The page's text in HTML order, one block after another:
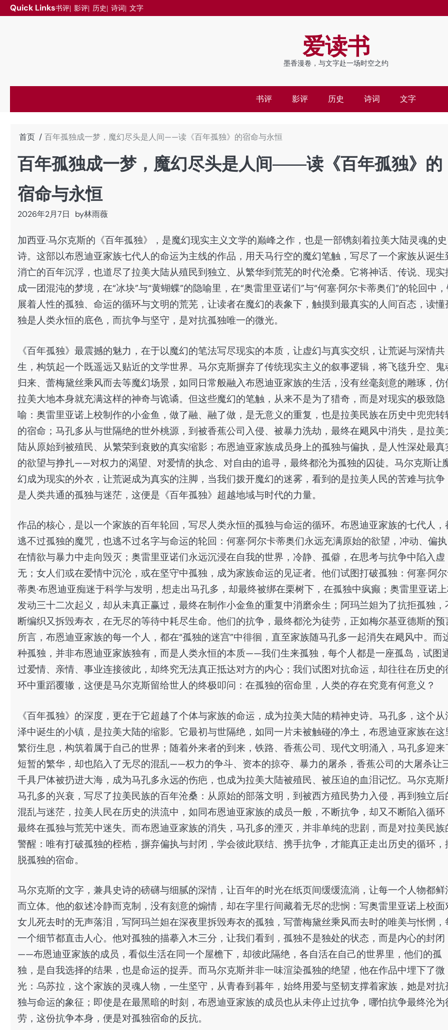
至
Quick Links书评 影评 历史 诗词 文字
爱读书
墨香漫卷，与文字赴一场时空之约
书评 影评 历史 诗词 文字
首页 百年孤独成一梦，魔幻尽头是人间——读《百年孤独》的宿命与永恒
百年孤独成一梦，魔幻尽头是人间——读《百年孤独》的
宿命与永恒
2026年2月7日 by林雨薇
加西亚·马尔克斯的《百年孤独》，是魔幻现实主义文学的巅峰之作，也是一部镌刻着拉美大陆灵魂的史
诗。这部以布恩迪亚家族七代人的命运为主线的作品，用天马行空的魔幻笔触，写尽了一个家族从诞生
消亡的百年沉浮，也道尽了拉美大陆从殖民到独立、从繁华到荒芜的时代沧桑。它将神话、传说、现实
成一团混沌的梦境，在“冰块”与“黄蝴蝶”的隐喻里，在“奥雷里亚诺们”与“何塞·阿尔卡蒂奥们”的轮回中
展着人性的孤独、命运的循环与文明的荒芜，让读者在魔幻的表象下，触摸到最真实的人间百态，读懂
独是人类永恒的底色，而抗争与坚守，是对抗孤独唯一的微光。
《百年孤独》最震撼的魅力，在于以魔幻的笔法写尽现实的本质，让虚幻与真实交织，让荒诞与深情共
生，构筑起一个既遥远又贴近的文学世界。马尔克斯摒弃了传统现实主义的叙事逻辑，将飞毯升空、鬼
归来、蕾梅黛丝乘风而去等魔幻场景，如同日常般融入布恩迪亚家族的生活，没有丝毫刻意的雕琢，仿
拉美大地本身就充满这样的神奇与诡谲。但这些魔幻的笔触，从来不是为了猎奇，而是对现实的极致隐
喻：奥雷里亚诺上校制作的小金鱼，做了融、融了做，是无意义的重复，也是拉美民族在历史中兜兜转
的宿命；马孔多从与世隔绝的世外桃源，到被香蕉公司入侵、被暴力洗劫，最终在飓风中消失，是拉美
陆从原始到被殖民、从繁荣到衰败的真实缩影；布恩迪亚家族成员身上的孤独与偏执，是人性深处最真
的欲望与挣扎——对权力的渴望、对爱情的执念、对自由的追寻，最终都沦为孤独的囚徒。马尔克斯让
幻成为现实的外衣，让荒诞成为真实的注脚，当我们拨开魔幻的迷雾，看到的是拉美人民的苦难与抗争
是人类共通的孤独与迷茫，这便是《百年孤独》超越地域与时代的力量。
作品的核心，是以一个家族的百年轮回，写尽人类永恒的孤独与命运的循环。布恩迪亚家族的七代人，
逃不过孤独的魔咒，也逃不过名字与命运的轮回：何塞·阿尔卡蒂奥们永远充满原始的欲望，冲动、偏执
在情欲与暴力中走向毁灭；奥雷里亚诺们永远沉浸在自我的世界，冷静、孤僻，在思考与抗争中陷入虚
无；女人们或在爱情中沉沦，或在坚守中孤独，成为家族命运的见证者。他们试图打破孤独：何塞·阿
蒂奥·布恩迪亚痴迷于科学与发明，想走出马孔多，却最终被绑在栗树下，在孤独中疯癫；奥雷里亚诺
发动三十二次起义，却从未真正赢过，最终在制作小金鱼的重复中消磨余生；阿玛兰妲为了抗拒孤独，
断编织又拆毁寿衣，在无尽的等待中耗尽生命。他们的抗争，最终都沦为徒劳，正如梅尔基亚德斯的预
所言，布恩迪亚家族的每一个人，都在“孤独的迷宫”中徘徊，直至家族随马孔多一起消失在飓风中。而
种孤独，并非布恩迪亚家族独有，而是人类永恒的本质——我们生来孤独，每个人都是一座孤岛，试图
过爱情、亲情、事业连接彼此，却终究无法真正抵达对方的内心；我们试图对抗命运，却往往在历史的
环中重蹈覆辙，这便是马尔克斯留给世人的终极叩问：在孤独的宿命里，人类的存在究竟有何意义？
《百年孤独》的深度，更在于它超越了个体与家族的命运，成为拉美大陆的精神史诗。马孔多，这个从
泽中诞生的小镇，是拉美大陆的缩影。它最初与世隔绝，如同一片未被触碰的净土，布恩迪亚家族在这
繁衍生息，构筑着属于自己的世界；随着外来者的到来，铁路、香蕉公司、现代文明涌入，马孔多迎来
短暂的繁华，却也陷入了无尽的混乱——权力的争斗、资本的掠夺、暴力的屠杀，香蕉公司的大屠杀让
千具尸体被扔进大海，成为马孔多永远的伤疤，也成为拉美大陆被殖民、被压迫的血泪记忆。马尔克斯
马孔多的兴衰，写尽了拉美民族的百年沧桑：从原始的部落文明，到被西方殖民势力入侵，再到独立后
混乱与迷茫，拉美人民在历史的洪流中，如同布恩迪亚家族的成员一般，不断抗争，却又不断陷入循环
最终在孤独与荒芜中迷失。而布恩迪亚家族的消失，马孔多的湮灭，并非单纯的悲剧，而是对拉美民族
警醒：唯有打破孤独的桎梏，摒弃偏执与封闭，学会彼此联结、携手抗争，才能真正走出历史的循环，
脱孤独的宿命。
马尔克斯的文字，兼具史诗的磅礴与细腻的深情，让百年的时光在纸页间缓缓流淌，让每一个人物都鲜
而立体。他的叙述冷静而克制，没有刻意的煽情，却在字里行间藏着无尽的悲悯：写奥雷里亚诺上校面
女儿死去时的无声落泪，写阿玛兰妲在深夜里拆毁寿衣的孤独，写蕾梅黛丝乘风而去时的唯美与怅惘，
一个细节都直击人心。他对孤独的描摹入木三分，让我们看到，孤独不是独处的状态，而是内心的封闭
——布恩迪亚家族的成员，看似生活在同一个屋檐下，却彼此隔绝，各自活在自己的世界里，他们的孤
独，是自我选择的结果，也是命运的捉弄。而马尔克斯并非一味渲染孤独的绝望，他在作品中埋下了微
光：乌苏拉，这个家族的灵魂人物，一生坚守，从青春到暮年，始终用爱与坚韧支撑着家族，她是对抗
独与命运的象征；即使是在最黑暗的时刻，布恩迪亚家族的成员也从未停止过抗争，哪怕抗争最终沦为
劳，这份抗争本身，便是对孤独宿命的反抗。